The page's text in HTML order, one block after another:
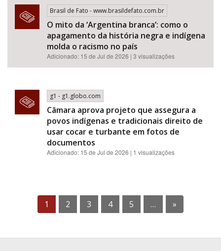
Brasil de Fato - www.brasildefato.com.br
O mito da ‘Argentina branca’: como o
apagamento da história negra e indígena
molda o racismo no país
Adicionado: 15 de Jul de 2026 | 3 visualizações
g1 - g1.globo.com
Câmara aprova projeto que assegura a
povos indígenas e tradicionais direito de
usar cocar e turbante em fotos de
documentos
Adicionado: 15 de Jul de 2026 | 1 visualizações
1 2 3 4 5 … »